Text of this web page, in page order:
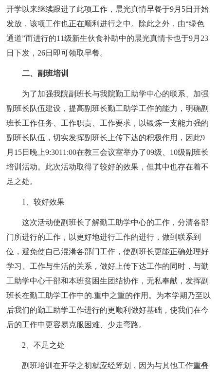
开学以来继续跟进了此项工作，晨光真情早餐于9月5日开始
发放，该项工作也正在顺利进行之中。除此之外，由“绿色
通道”而进行的11级新生伙食补助中的晨光真情卡也于9月23
日下发，26日即可领取早餐。
二、副班培训
为了加强我院副班长与我院勤工助学中心的联系、加强
副班长队伍建设，提高副班长勤工助学工作的能力，明确副
班长工作任务、工作职责、工作要求，以锻炼一支能力强的
副班长队伍，切实发挥副班长上传下达的积极作用，因此9
月15日晚上9:3011:00在教三会议室举办了09级、10级副班长
培训活动。此次活动取得了较好的效果，但其中也存在着不
足之处。
1、较好效果
这次活动使副班长了解勤工助学中心的工作，分清各部
门所进行的工作，以更好地进行工作的进行，做到联系到
位，避免使自己混淆各部门工作，使副班长更能正确处理好
学习、工作与生活的关系，做好上传下达工作的同时，与勤
工助学中心干部和本班贫困生团结协作，无私奉献，发挥副
班长在勤工助学工作中的.重中之重的作用。为本学期乃至以
后我们的勤工助学工作进行的更顺利做好基础，使我们在今
后的工作中更容易克服困难、少走弯路。
2、不足之处
副班培训在开学之初就应经筹划，因为与其他工作重叠